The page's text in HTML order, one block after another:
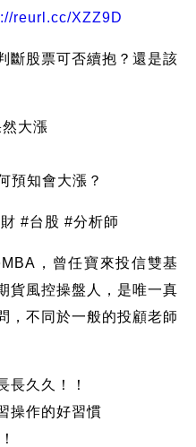
reurl.cc/XZZ9D
斷股票可否續抱？還是該
大漲
預知會大漲？
#台股 #分析師
，曾任寶來投信雙基
貨風控操盤人，是唯一真
，不同於一般的投顧老師
長久久！！
操作的好習慣